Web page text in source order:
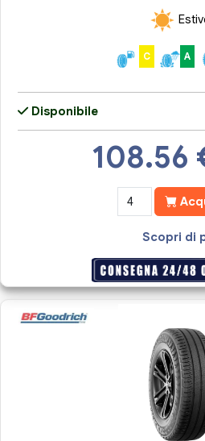
C A
Disponibile
108.56
Scopri di